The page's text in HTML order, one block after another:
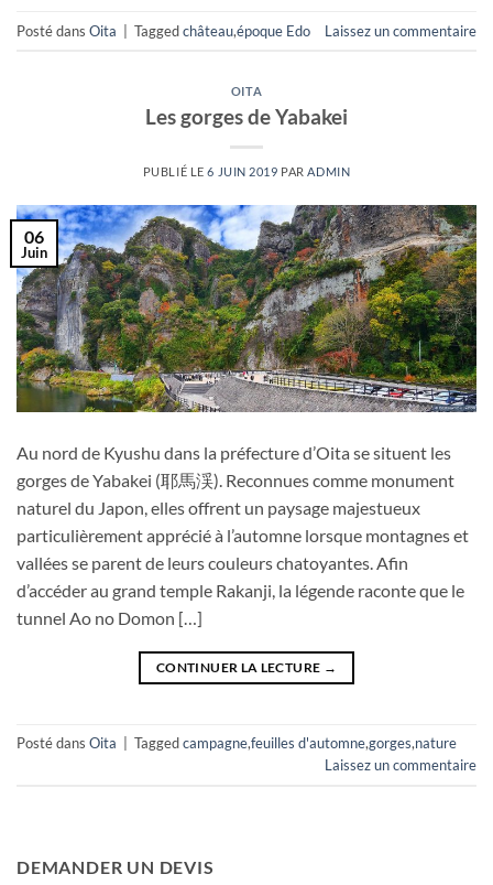
Posté dans Oita | Taggedchâteau,époque Edo Laissez un commentaire
OITA
Les gorges de Yabakei
PUBLIÉ LE6 JUIN 2019 PARADMIN
06
Juin
Au nord de Kyushu dans la préfecture d’Oita se situent les
gorges de Yabakei (耶馬渓). Reconnues comme monument
naturel du Japon, elles offrent un paysage majestueux
particulièrement apprécié à l’automne lorsque montagnes et
vallées se parent de leurs couleurs chatoyantes. Afin
d’accéder au grand temple Rakanji, la légende raconte que le
tunnel Ao no Domon […]
CONTINUER LA LECTURE →
Posté dans Oita Taggedcampagne,feuilles d'automne,gorges,nature
Laissez un commentaire
DEMANDER UN DEVIS